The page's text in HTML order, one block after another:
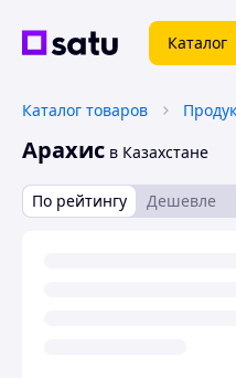
Каталог
Каталог товаров
Арахис в Казахстане
По рейтингу Дешевле